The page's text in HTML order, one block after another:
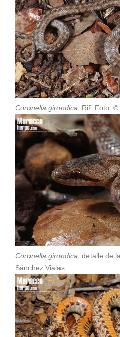
Coronella girondica, Rif. Foto: ©
Coronella girondica, detalle de
Sánchez Vialas.